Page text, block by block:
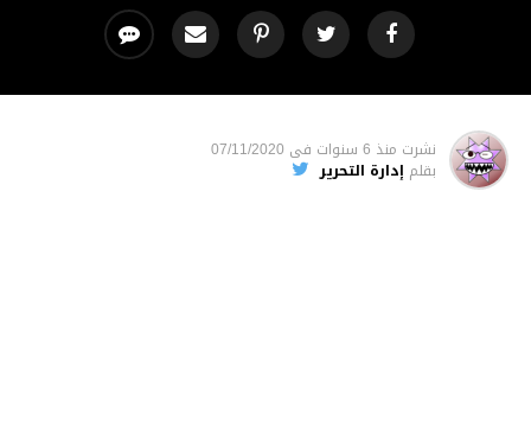
نشرت منذ 6 سنوات فى 07/11/2020
بقلم إدارة التحرير